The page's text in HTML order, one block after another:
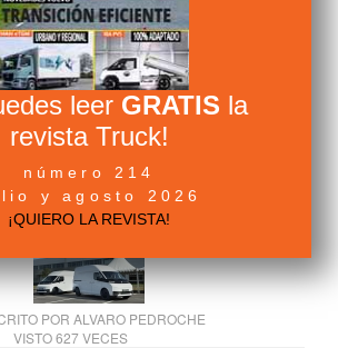
VISTO 654 VECES
para el transporte de mercancías desde
VISTO 650 VECES
muestra su nueva sede de Getafe a
POR ALVARO PEDROCHE
VISTO 627 VECES
leer GRATIS la
revista Truck!
número 214
y agosto 2026
¡QUIERO LA REVISTA!